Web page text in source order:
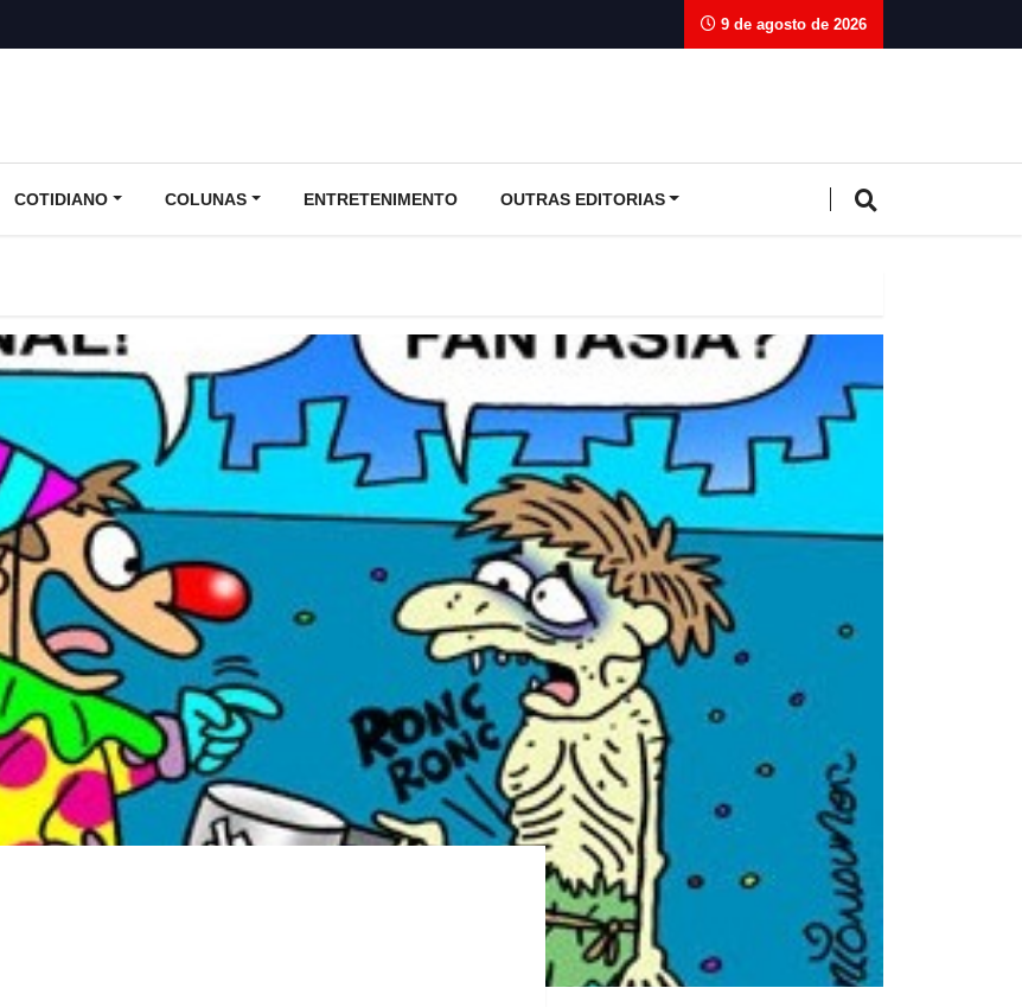
9 de agosto de 2026
COTIDIANO COLUNAS ENTRETENIMENTO OUTRAS EDITORIAS